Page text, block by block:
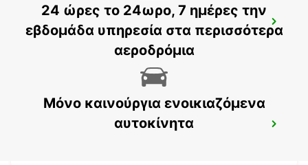
MAMOUDZOU ZI KAWENI
MAMOUDZOU - MAYOTTE
MAMOUDZOU HOTEL CARIBOU
24 ώρες το 24ωρο, 7 ημέρες την
εβδομάδα υπηρεσία στα περισσότερα
αεροδρόμια
Μόνο καινούργια ενοικιαζόμενα
αυτοκίνητα